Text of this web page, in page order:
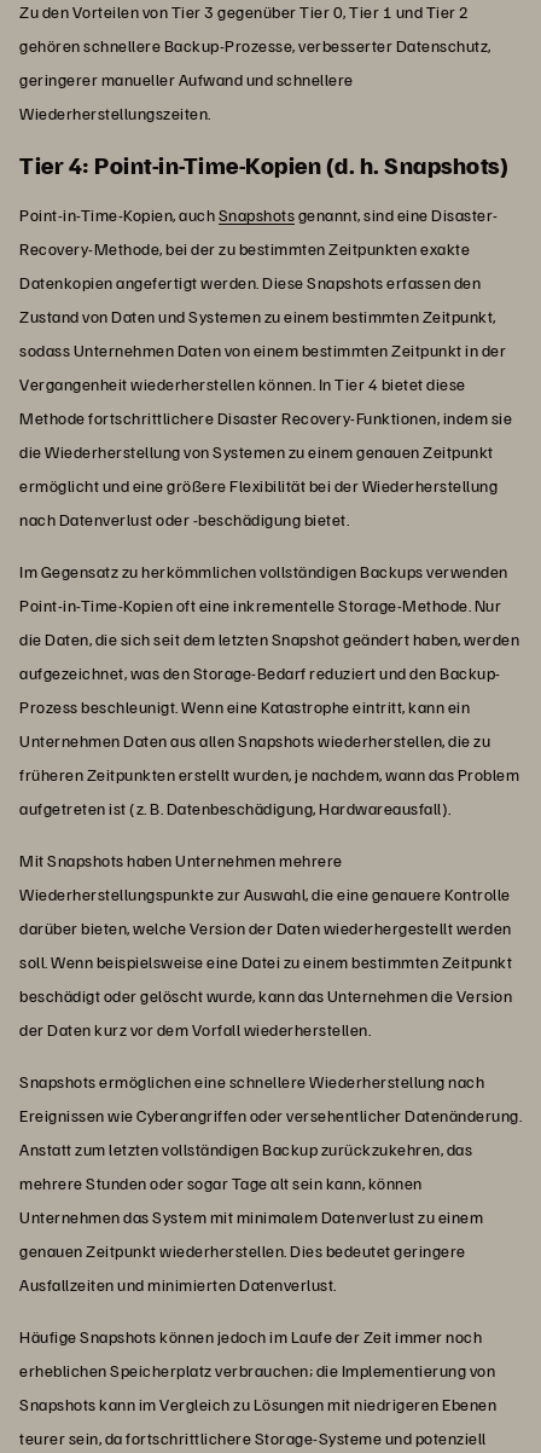
Zu den Vorteilen von Tier 3 gegenüber Tier 0, Tier 1 und Tier 2
gehören schnellere Backup-Prozesse, verbesserter Datenschutz,
geringerer manueller Aufwand und schnellere
Wiederherstellungszeiten.
Tier 4: Point-in-Time-Kopien (d. h. Snapshots)
Point-in-Time-Kopien, auchSnapshotsgenannt, sind eine Disaster-
Recovery-Methode, bei der zu bestimmten Zeitpunkten exakte
Datenkopien angefertigt werden. Diese Snapshots erfassen den
Zustand von Daten und Systemen zu einem bestimmten Zeitpunkt,
sodass Unternehmen Daten von einem bestimmten Zeitpunkt in der
Vergangenheit wiederherstellen können. In Tier 4 bietet diese
Methode fortschrittlichere Disaster Recovery-Funktionen, indem sie
die Wiederherstellung von Systemen zu einem genauen Zeitpunkt
ermöglicht und eine größere Flexibilität bei der Wiederherstellung
nach Datenverlust oder -beschädigung bietet.
Im Gegensatz zu herkömmlichen vollständigen Backups verwenden
Point-in-Time-Kopien oft eine inkrementelle Storage-Methode. Nur
die Daten, die sich seit dem letzten Snapshot geändert haben, werden
aufgezeichnet, was den Storage-Bedarf reduziert und den Backup-
Prozess beschleunigt. Wenn eine Katastrophe eintritt, kann ein
Unternehmen Daten aus allen Snapshots wiederherstellen, die zu
früheren Zeitpunkten erstellt wurden, je nachdem, wann das Problem
aufgetreten ist (z. B. Datenbeschädigung, Hardwareausfall).
Mit Snapshots haben Unternehmen mehrere
Wiederherstellungspunkte zur Auswahl, die eine genauere Kontrolle
darüber bieten, welche Version der Daten wiederhergestellt werden
soll. Wenn beispielsweise eine Datei zu einem bestimmten Zeitpunkt
beschädigt oder gelöscht wurde, kann das Unternehmen die Version
der Daten kurz vor dem Vorfall wiederherstellen.
Snapshots ermöglichen eine schnellere Wiederherstellung nach
Ereignissen wie Cyberangriffen oder versehentlicher Datenänderung.
Anstatt zum letzten vollständigen Backup zurückzukehren, das
mehrere Stunden oder sogar Tage alt sein kann, können
Unternehmen das System mit minimalem Datenverlust zu einem
genauen Zeitpunkt wiederherstellen. Dies bedeutet geringere
Ausfallzeiten und minimierten Datenverlust.
Häufige Snapshots können jedoch im Laufe der Zeit immer noch
erheblichen Speicherplatz verbrauchen; die Implementierung von
Snapshots kann im Vergleich zu Lösungen mit niedrigeren Ebenen
teurer sein, da fortschrittlichere Storage-Systeme und potenziell